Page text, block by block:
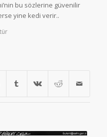
bu sözlerine güvenilir
yine kedi verir..